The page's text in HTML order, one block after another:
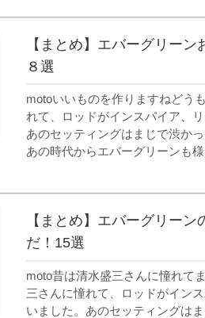
【まとめ】エバーグリー
８選
motoいいものを作りますねどう
れて、ロッドがインスパイア、
あのセッティングはまじで渋か
あの時代からエバーグリーンも
【まとめ】エバーグリー
だ！15選
moto昔は清水盛三さんに憧れて
三さんに憧れて、ロッドがイン
いました。あのセッティングは